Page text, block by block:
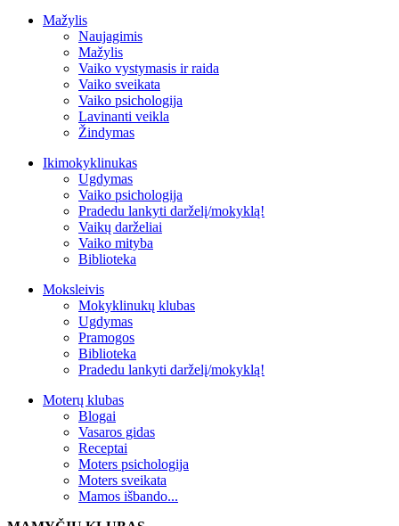
Mažylis
Naujagimis
Mažylis
Vaiko vystymasis ir raida
Vaiko sveikata
Vaiko psichologija
Lavinanti veikla
Žindymas
Ikimokyklinukas
Ugdymas
Vaiko psichologija
Pradedu lankyti darželį/mokyklą!
Vaikų darželiai
Vaiko mityba
Biblioteka
Moksleivis
Mokyklinukų klubas
Ugdymas
Pramogos
Biblioteka
Pradedu lankyti darželį/mokyklą!
Moterų klubas
Blogai
Vasaros gidas
Receptai
Moters psichologija
Moters sveikata
Mamos išbando...